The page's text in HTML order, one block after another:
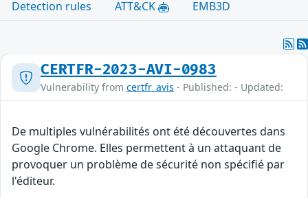
Detection rules
ATT&CK EMB3D
CERTFR-2023-AVI-0983
Vulnerability from certfr_avis - Published: - Updated:
De multiples vulnérabilités ont été découvertes dans
Google Chrome. Elles permettent à un attaquant de
provoquer un problème de sécurité non spécifié par
l'éditeur.